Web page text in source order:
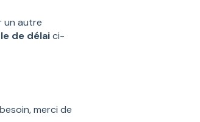
un autre
de délaici-
merci de